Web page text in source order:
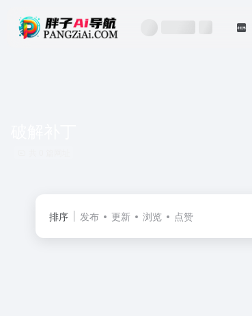
排序 发布 更新 浏览 点赞